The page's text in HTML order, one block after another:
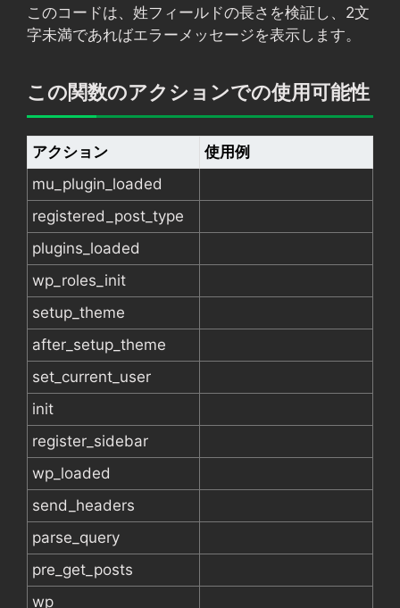
このコードは、姓フィールドの長さを検証し、2文
字未満であればエラーメッセージを表示します。
この関数のアクションでの使用可能性
アクション
使用例
mu_plugin_loaded
registered_post_type
plugins_loaded
wp_roles_init
setup_theme
after_setup_theme
set_current_user
init
register_sidebar
wp_loaded
send_headers
parse_query
pre_get_posts
wp